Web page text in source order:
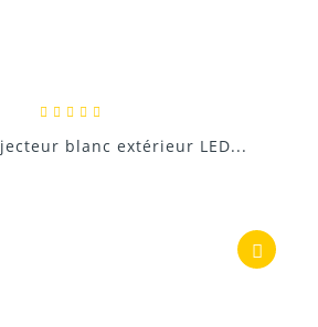
blanc extérieur LED...